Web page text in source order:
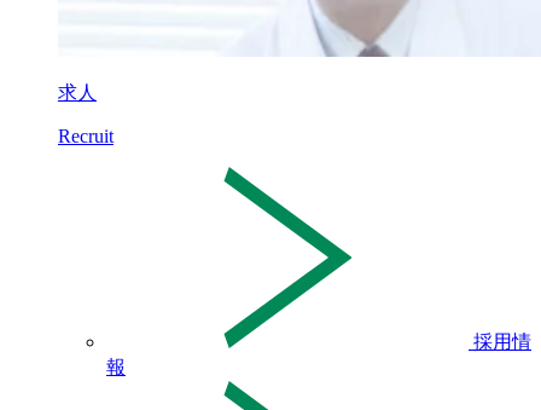
求人
Recruit
採用情
報